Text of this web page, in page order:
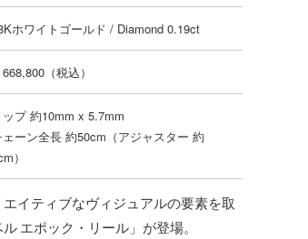
ホワイトゴールド / Diamond 0.19ct
668,800（税込）
ップ 約10mm x 5.7mm
ーン全長 約50cm（アジャスター 約
）
イティブなヴィジュアルの要素を取
エポック・リール」が登場。